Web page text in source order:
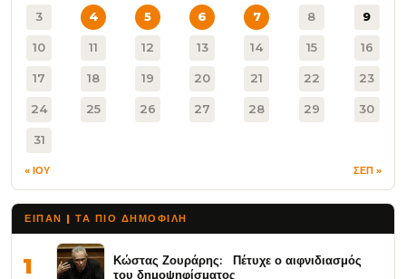
3 4 5 6 7 8 9
10 11 12 13 14 15 16
17 18 19 20 21 22 23
24 25 26 27 28 29 30
31
« ΙΟΥ ΣΕΠ »
ΕΙΠΑΝ | ΤΑ ΠΙΟ ΔΗΜΟΦΙΛΉ
1
Κώστας Ζουράρης: Πέτυχε ο αιφνιδιασμός
του δημοψηφίσματος